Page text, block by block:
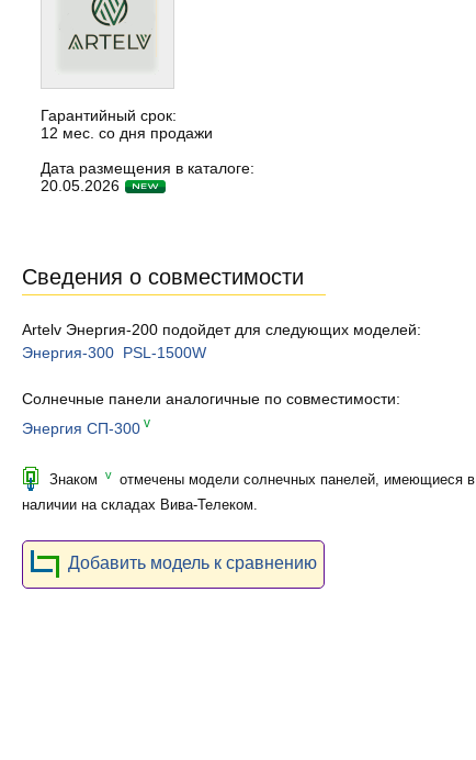
Гарантийный срок:
12 мес. со дня продажи
Дата размещения в каталоге:
20.05.2026
Сведения о совместимости
Artelv Энергия-200 подойдет для следующих моделей:
Энергия-300 PSL-1500W
Солнечные панели аналогичные по совместимости:
Энергия СП-300 v
Знаком v отмечены модели солнечных панелей, имеющиеся в
наличии на складах Вива-Телеком.
Добавить модель к сравнению